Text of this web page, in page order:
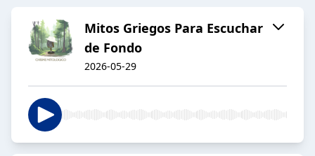
Mitos Griegos Para Escuchar
de Fondo
2026-05-29